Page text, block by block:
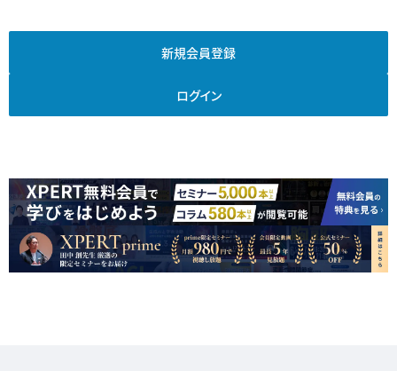
新規会員登録
ログイン